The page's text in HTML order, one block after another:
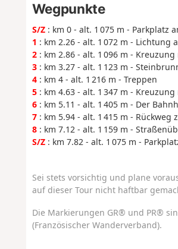
Wegpunkte
S/Z: km 0 - alt. 1 075 m - Parkplatz
1 : km 2.26 - alt. 1 072 m - Lichtung
2: km 2.86 - alt. 1 096 m - Kreuzung
3: km 3.27 - alt. 1 123 m -
4: km 4 - alt. 1 216 m - Treppen
5: km 4.63 - alt. 1 347 m -
6: km 5.11 - alt. 1 405 m - Der
7: km 5.94 - alt. 1 415 m - Rückweg
8: km 7.12 - alt. 1 159 m -
S/Z: km 7.82 - alt. 1 075 m -
Sei stets vorsichtig und plane
auf dieser Tour nicht haftbar
Die Markierungen GR® und PR®
(Französischer Wanderverband).